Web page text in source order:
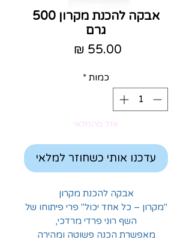
אבקה להכנת מקרון 500
גרם
כמות *
אזל מהמלאי
עדכנו אותי כשחוזר למלאי
אבקה להכנת מקרון
"מקרון – כל אחד יכול" פרי פיתוחו של
השף רוני פרדי מרדכי,
מאפשרת הכנה פשוטה ומהירה